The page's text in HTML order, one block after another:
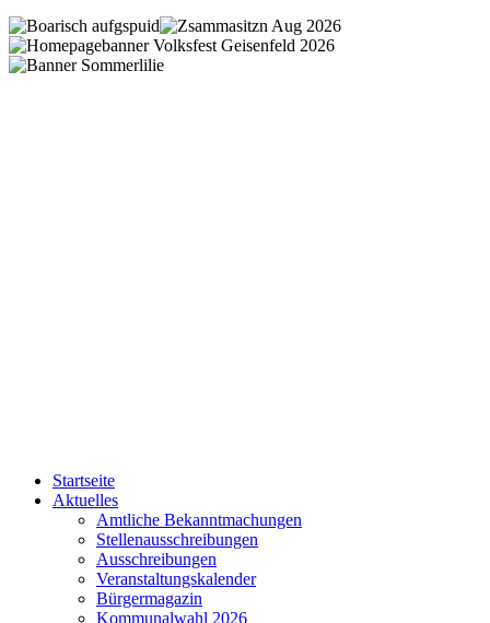
Startseite
Aktuelles
Amtliche Bekanntmachungen
Stellenausschreibungen
Ausschreibungen
Veranstaltungskalender
Bürgermagazin
Kommunalwahl 2026